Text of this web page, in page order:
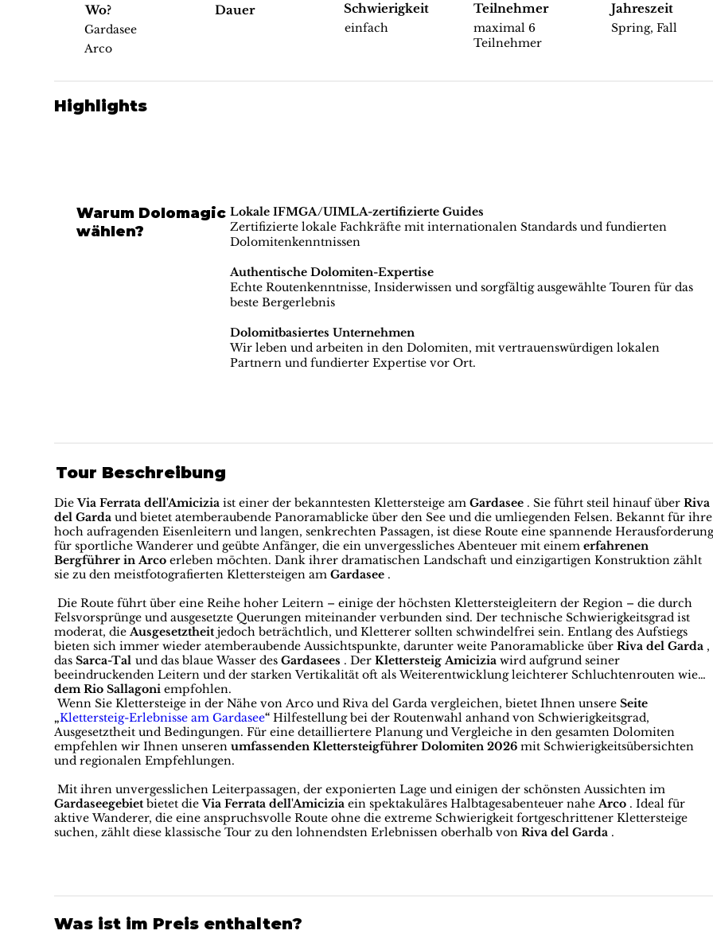
Wo?
Gardasee
Arco
Dauer Schwierigkeit
einfach
Teilnehmer
maximal 6
Teilnehmer
Jahreszeit
Spring, Fall
Highlights
Warum Dolomagic
wählen?
Lokale IFMGA/UIMLA-zertifizierte Guides
Zertifizierte lokale Fachkräfte mit internationalen Standards und fundierten
Dolomitenkenntnissen
Authentische Dolomiten-Expertise
Echte Routenkenntnisse, Insiderwissen und sorgfältig ausgewählte Touren für das
beste Bergerlebnis
Dolomitbasiertes Unternehmen
Wir leben und arbeiten in den Dolomiten, mit vertrauenswürdigen lokalen
Partnern und fundierter Expertise vor Ort.
Tour Beschreibung
DieVia Ferrata dell'Amicizia ist einer der bekanntesten Klettersteige amGardasee . Sie führt steil hinauf überRiva
del Garda und bietet atemberaubende Panoramablicke über den See und die umliegenden Felsen. Bekannt für ihre
hoch aufragenden Eisenleitern und langen, senkrechten Passagen, ist diese Route eine spannende
für sportliche Wanderer und geübte Anfänger, die ein unvergessliches Abenteuer mit einemerfahrenen
Bergführer in Arco erleben möchten. Dank ihrer dramatischen Landschaft und einzigartigen Konstruktion zählt
sie zu den meistfotografierten Klettersteigen amGardasee .
Die Route führt über eine Reihe hoher Leitern – einige der höchsten Klettersteigleitern der Region – die durch
Felsvorsprünge und ausgesetzte Querungen miteinander verbunden sind. Der technische Schwierigkeitsgrad ist
moderat, dieAusgesetztheit jedoch beträchtlich, und Kletterer sollten schwindelfrei sein. Entlang des Aufstiegs
bieten sich immer wieder atemberaubende Aussichtspunkte, darunter weite Panoramablicke überRiva del Garda ,
dasSarca-Tal und das blaue Wasser desGardasees . DerKlettersteig Amicizia wird aufgrund seiner
beeindruckenden Leitern und der starken Vertikalität oft als Weiterentwicklung leichterer Schluchtenrouten wie
dem Rio Sallagoni empfohlen.
Wenn Sie Klettersteige in der Nähe von Arco und Riva del Garda vergleichen, bietet Ihnen unsereSeite
„Klettersteig-Erlebnisse am Gardasee“ Hilfestellung bei der Routenwahl anhand von Schwierigkeitsgrad,
Ausgesetztheit und Bedingungen. Für eine detailliertere Planung und Vergleiche in den gesamten Dolomiten
empfehlen wir Ihnen unserenumfassenden Klettersteigführer Dolomiten 2026 mit Schwierigkeitsübersichten
und regionalen Empfehlungen.
Mit ihren unvergesslichen Leiterpassagen, der exponierten Lage und einigen der schönsten Aussichten im
Gardaseegebiet bietet dieVia Ferrata dell'Amicizia ein spektakuläres Halbtagesabenteuer naheArco . Ideal für
aktive Wanderer, die eine anspruchsvolle Route ohne die extreme Schwierigkeit fortgeschrittener Klettersteige
suchen, zählt diese klassische Tour zu den lohnendsten Erlebnissen oberhalb vonRiva del Garda .
Was ist im Preis enthalten?